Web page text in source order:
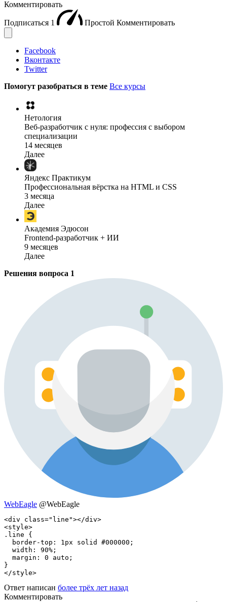
Комментировать
Подписаться 1 Простой Комментировать
Facebook
Вконтакте
Twitter
Помогут разобраться в теме Все курсы
Нетология
Веб-разработчик с нуля: профессия с выбором
специализации
14 месяцев
Далее
Яндекс Практикум
Профессиональная вёрстка на HTML и CSS
3 месяца
Далее
Академия Эдюсон
Frontend-разработчик + ИИ
9 месяцев
Далее
Решения вопроса 1
WebEagle @WebEagle
<div class="line"></div>
<style>
.line {
  border-top: 1px solid #000000;
  width: 90%;
  margin: 0 auto;
}
</style>
Ответ написан более трёх лет назад
Комментировать